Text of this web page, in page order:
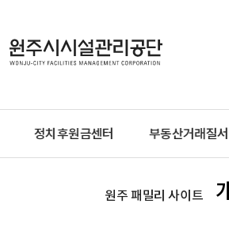
정치후원금센터 부동산거래질
원주 패밀리 사이트